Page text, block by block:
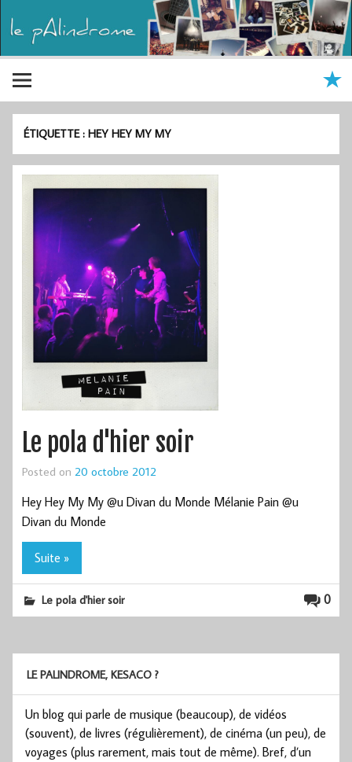
ÉTIQUETTE :HEY HEY MY MY
Le pola d'hier soir
Posted on 20 octobre 2012
Hey Hey My My @u Divan du Monde Mélanie Pain @u
Divan du Monde
Suite »
0
Le pola d'hier soir
LE PALINDROME, KESACO ?
Un blog qui parle de musique (beaucoup), de vidéos
(souvent), de livres (régulièrement), de cinéma (un peu), de
voyages (plus rarement, mais tout de même). Bref, d’un